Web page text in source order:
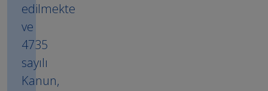
edilmekte
ve
4735
sayılı
Kanun,